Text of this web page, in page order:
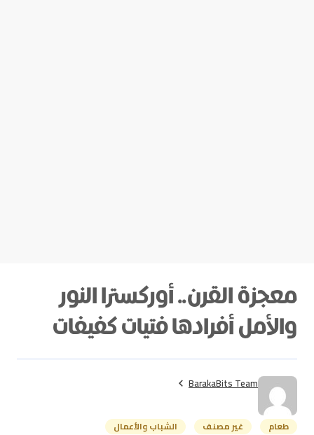
معجزة القرن.. أوركسترا النور
والأمل أفرادها فتيات كفيفات
BarakaBits Team
طعام غير مصنف الشباب والأعمال